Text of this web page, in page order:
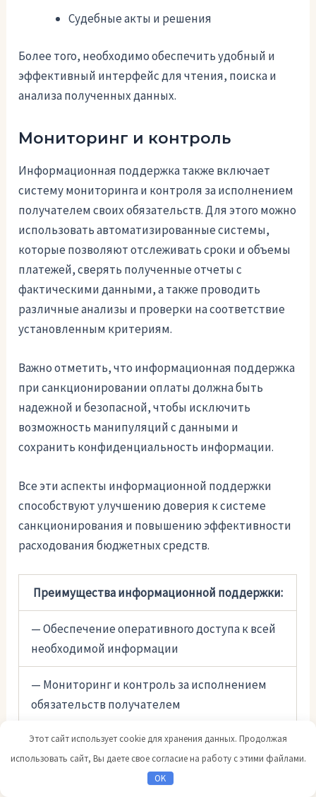
Судебные акты и решения
Более того, необходимо обеспечить удобный и
эффективный интерфейс для чтения, поиска и
анализа полученных данных.
Мониторинг и контроль
Информационная поддержка также включает
систему мониторинга и контроля за исполнением
получателем своих обязательств. Для этого можно
использовать автоматизированные системы,
которые позволяют отслеживать сроки и объемы
платежей, сверять полученные отчеты с
фактическими данными, а также проводить
различные анализы и проверки на соответствие
установленным критериям.
Важно отметить, что информационная поддержка
при санкционировании оплаты должна быть
надежной и безопасной, чтобы исключить
возможность манипуляций с данными и
сохранить конфиденциальность информации.
Все эти аспекты информационной поддержки
способствуют улучшению доверия к системе
санкционирования и повышению эффективности
расходования бюджетных средств.
Преимущества информационной поддержки:
— Обеспечение оперативного доступа к всей
необходимой информации
— Мониторинг и контроль за исполнением
обязательств получателем
— Улучшение доверия к системе
санкционирования
Этот сайт использует cookie для хранения данных. Продолжая
использовать сайт, Вы даете свое согласие на работу с этими файлами.
OK